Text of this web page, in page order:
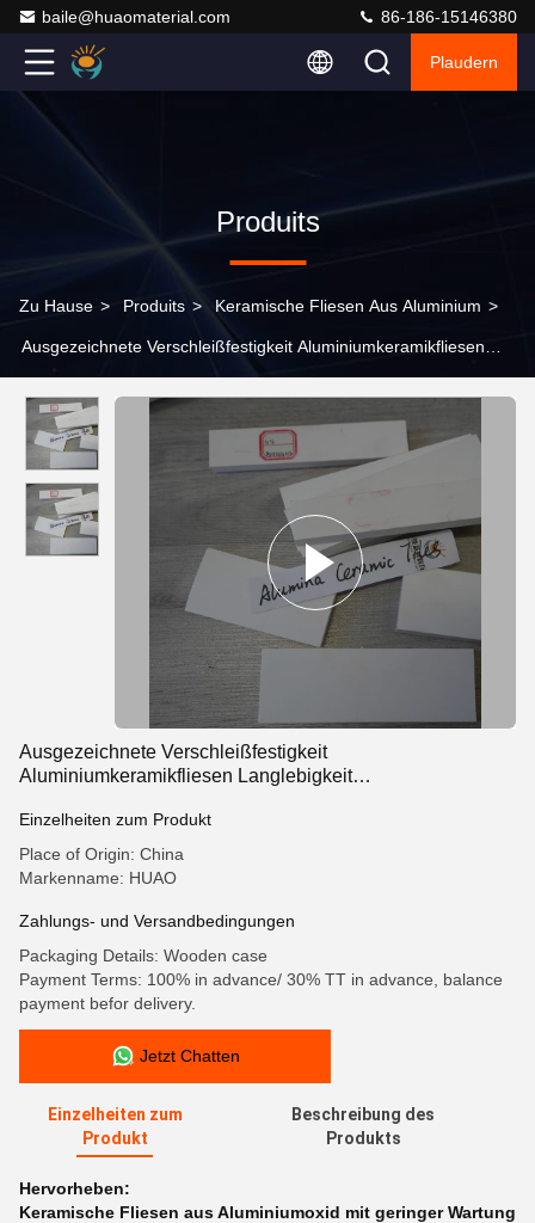
baile@huaomaterial.com 86-186-15146380
Plaudern
Produits
Zu Hause > Produits > Keramische Fliesen Aus Aluminium >
Ausgezeichnete Verschleißfestigkeit Aluminiumkeramikfliesen
Ausgezeichnete Verschleißfestigkeit
Aluminiumkeramikfliesen Langlebigkeit
Einzelheiten zum Produkt
Place of Origin: China
Markenname: HUAO
Zahlungs- und Versandbedingungen
Packaging Details: Wooden case
Payment Terms: 100% in advance/ 30% TT in advance, balance
payment befor delivery.
Jetzt Chatten
Einzelheiten zum
Produkt
Beschreibung des
Produkts
Hervorheben:
Keramische Fliesen aus Aluminiumoxid mit geringer Wartung